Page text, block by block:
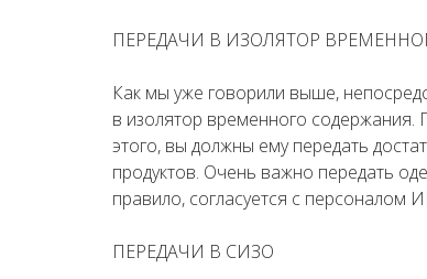
ПЕРЕДАЧИ В ИЗОЛЯТОР
Как мы уже говорили выше,
в изолятор временного содержания.
этого, вы должны ему передать
продуктов. Очень важно передать
правило, согласуется с персоналом
ПЕРЕДАЧИ В СИЗО